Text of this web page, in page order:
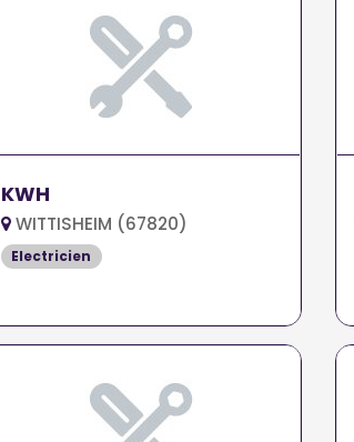
KWH
WITTISHEIM (67820)
Electricien